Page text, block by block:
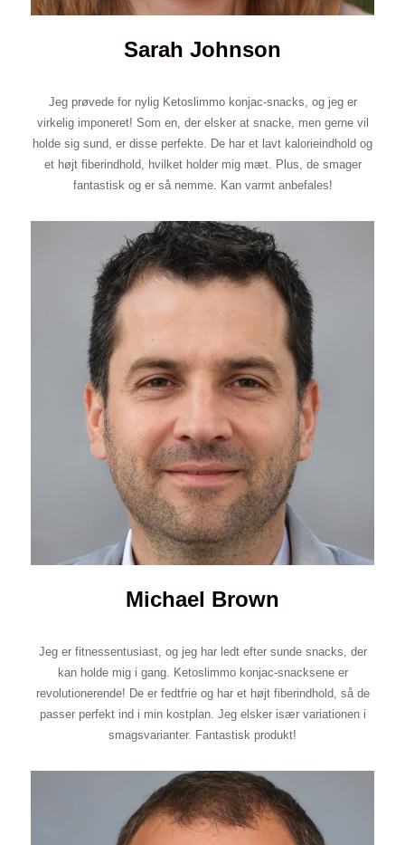
Sarah Johnson
Jeg prøvede for nylig Ketoslimmo konjac-snacks, og jeg er
virkelig imponeret! Som en, der elsker at snacke, men gerne vil
holde sig sund, er disse perfekte. De har et lavt kalorieindhold og
et højt fiberindhold, hvilket holder mig mæt. Plus, de smager
fantastisk og er så nemme. Kan varmt anbefales!
Michael Brown
Jeg er fitnessentusiast, og jeg har ledt efter sunde snacks, der
kan holde mig i gang. Ketoslimmo konjac-snacksene er
revolutionerende! De er fedtfrie og har et højt fiberindhold, så de
passer perfekt ind i min kostplan. Jeg elsker især variationen i
smagsvarianter. Fantastisk produkt!